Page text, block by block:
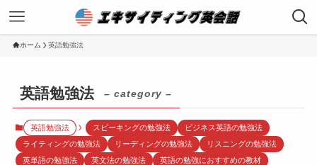
ホーム 英語勉強法
英語勉強法 – category –
英語勉強法 スピーキングの勉強法
ビジネス英語の勉強法
ライティングの勉強法
リーディングの勉強法
リスニングの勉強法
英単語の勉強法
英文法の勉強法 英語の勉強におすすめの教材